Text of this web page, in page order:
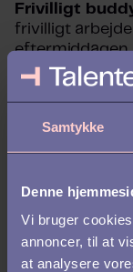
Samtykke
Denne
Vi bruger
annoncer, til at
at analysere
Frivilligt
frivilligt
eftermiddagen
dem mulighed
for arbejdet
Buddy-projekt
en time.
udfordring om